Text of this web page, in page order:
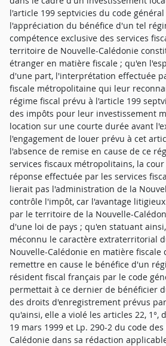
l'article 199 septvicies du code
l'appréciation du bénéfice d'un tel
compétence exclusive des services
territoire de Nouvelle-Calédonie
étranger en matière fiscale ; qu'en
d'une part, l'interprétation effectuée
fiscale métropolitaine qui leur
régime fiscal prévu à l'article 199
des impôts pour leur investissement
location sur une courte durée avant
l'engagement de louer prévu à cet
l'absence de remise en cause de ce
services fiscaux métropolitains, la
réponse effectuée par les services
lierait pas l'administration de la
contrôle l'impôt, car l'avantage
par le territoire de la Nouvelle-
d'une loi de pays ; qu'en statuant
méconnu le caractère extraterritorial
Nouvelle-Calédonie en matière
remettre en cause le bénéfice d'un
résident fiscal français par le code
permettait à ce dernier de bénéficier
des droits d'enregistrement prévus
qu'ainsi, elle a violé les articles 22, 1°,
19 mars 1999 et Lp. 290-2 du code
Calédonie dans sa rédaction